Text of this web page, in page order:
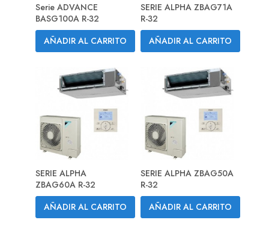
Serie ADVANCE
BASG100A R-32
AÑADIR AL CARRITO
SERIE ALPHA ZBAG71A
R-32
AÑADIR AL CARRITO
SERIE ALPHA
ZBAG60A R-32
AÑADIR AL CARRITO
SERIE ALPHA ZBAG50A
R-32
AÑADIR AL CARRITO